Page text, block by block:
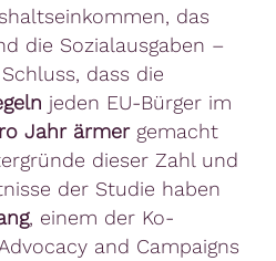
das
die Sozialausgaben –
dass die
jeden EU-Bürger im
Jahr ärmergemacht
dieser Zahl und
der Studie haben
, einem der Ko-
and Campaigns